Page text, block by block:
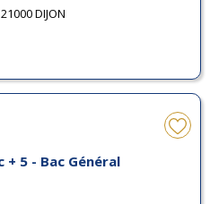
DIJON
5 - Bac Général